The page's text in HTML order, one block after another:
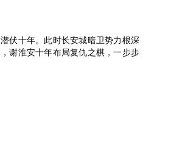
伏十年。此时长安城暗卫势力根深
谢淮安十年布局复仇之棋，一步步